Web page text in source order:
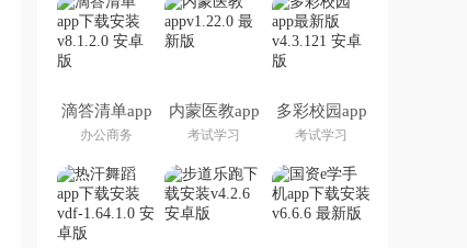
滴答清单app
下载安装
办公商务
内蒙医教app
考试学习
多彩校园app
最新版
考试学习